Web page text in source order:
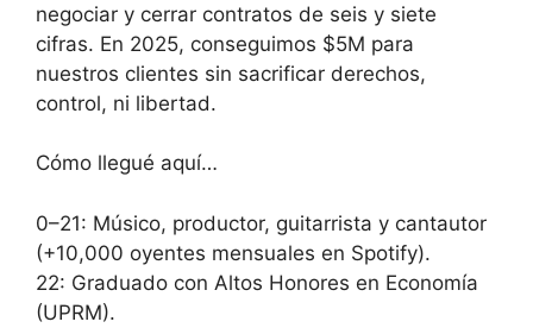
negociar y cerrar contratos de seis y siete
cifras. En 2025, conseguimos $5M para
nuestros clientes sin sacrificar derechos,
control, ni libertad.
Cómo llegué aquí…
0–21: Músico, productor, guitarrista y cantautor
(+10,000 oyentes mensuales en Spotify).
22: Graduado con Altos Honores en Economía
(UPRM).